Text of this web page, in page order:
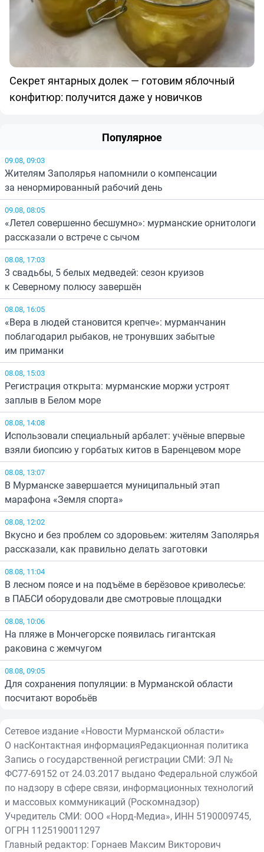
Секрет янтарных долек — готовим яблочный
конфитюр: получится даже у новичков
Популярное
09.08, 09:03
Жителям Заполярья напомнили о компенсации
за ненормированный рабочий день
09.08, 08:05
«Летел совершенно бесшумно»: мурманские орнитологи
рассказали о встрече с сычом
08.08, 17:03
3 свадьбы, 5 белых медведей: сезон круизов
к Северному полюсу завершён
08.08, 16:05
«Вера в людей становится крепче»: мурманчанин
поблагодарил рыбаков, не тронувших забытые
им приманки
08.08, 15:03
Регистрация открыта: мурманские моржи устроят
заплыв в Белом море
08.08, 14:08
Использовали специальный арбалет: учёные впервые
взяли биопсию у горбатых китов в Баренцевом море
08.08, 13:07
В Мурманске завершается муниципальный этап
марафона «Земля спорта»
08.08, 12:02
Вкусно и без проблем со здоровьем: жителям Заполярья
рассказали, как правильно делать заготовки
08.08, 11:04
В лесном поясе и на подъёме в берёзовое криволесье:
в ПАБСИ оборудовали две смотровые площадки
08.08, 10:06
На пляже в Мончегорске появилась гигантская
раковина с жемчугом
08.08, 09:05
Для сохранения популяции: в Мурманской области
посчитают воробьёв
Сетевое издание «Новости Мурманской области»
О насКонтактная информацияРедакционная политика
Запись о государственной регистрации СМИ: ЭЛ №
ФС77-69152 от 24.03.2017 выдано Федеральной службой
по надзору в сфере связи, информационных технологий
и массовых коммуникаций (Роскомнадзор)
Учредитель СМИ: ООО «Норд-Медиа», ИНН 5190009745,
ОГРН 1125190011297
Главный редактор: Горнаев Максим Викторович